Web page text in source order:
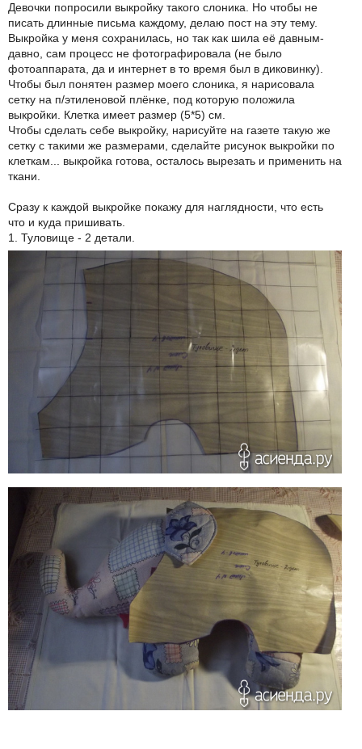
Девочки попросили выкройку такого слоника. Но чтобы не
писать длинные письма каждому, делаю пост на эту тему.
Выкройка у меня сохранилась, но так как шила её давным-
давно, сам процесс не фотографировала (не было
фотоаппарата, да и интернет в то время был в диковинку).
Чтобы был понятен размер моего слоника, я нарисовала
сетку на п/этиленовой плёнке, под которую положила
выкройки. Клетка имеет размер (5*5) см.
Чтобы сделать себе выкройку, нарисуйте на газете такую же
сетку с такими же размерами, сделайте рисунок выкройки по
клеткам... выкройка готова, осталось вырезать и применить на
ткани.
Сразу к каждой выкройке покажу для наглядности, что есть
что и куда пришивать.
1. Туловище - 2 детали.